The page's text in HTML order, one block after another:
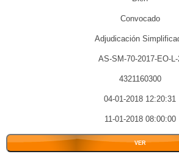
Convocado
Adjudicación
AS-SM-70-2017-EO-L-
4321160300
04-01-2018 12:20:31
11-01-2018 08:00:00
VER